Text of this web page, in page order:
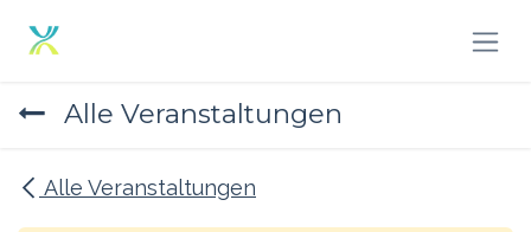
Alle Veranstaltungen
Alle Veranstaltungen